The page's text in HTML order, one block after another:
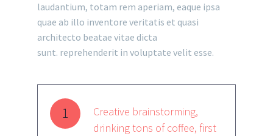
laudantium, totam rem aperiam, eaque ipsa
quae ab illo inventore veritatis et quasi
architecto beatae vitae dicta
sunt. reprehenderit in voluptate velit esse.
1
Creative brainstorming,
drinking tons of coffee, first